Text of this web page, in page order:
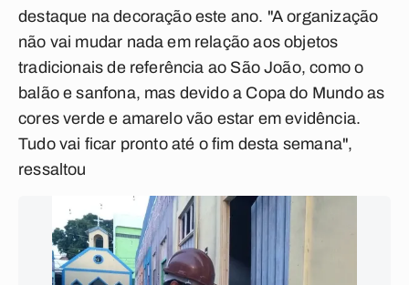
destaque na decoração este ano. "A organização
não vai mudar nada em relação aos objetos
tradicionais de referência ao São João, como o
balão e sanfona, mas devido a Copa do Mundo as
cores verde e amarelo vão estar em evidência.
Tudo vai ficar pronto até o fim desta semana",
ressaltou